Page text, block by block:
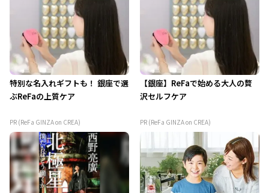
特別な名入れギフトも！ 銀座で選
ぶReFaの上質ケア
PR (ReFa GINZA on CREA)
【銀座】ReFaで始める大人の贅
沢セルフケア
PR (ReFa GINZA on CREA)